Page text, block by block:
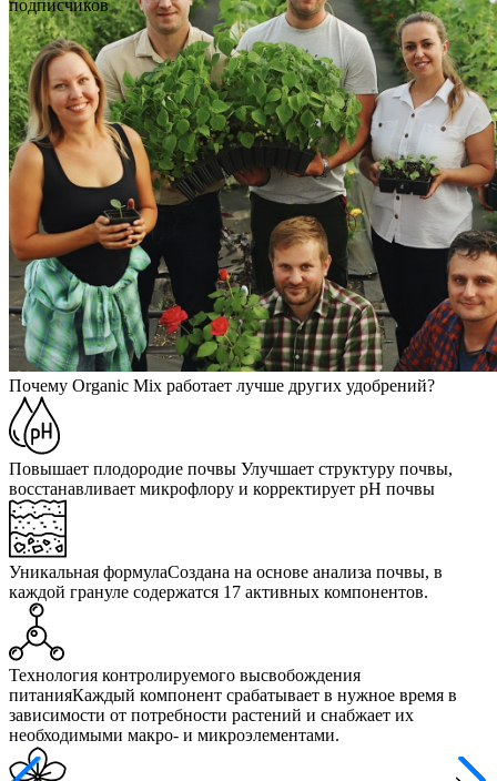
подписчиков
Почему Organic Mix работает лучше других удобрений?
Повышает плодородие почвы Улучшает структуру почвы,
восстанавливает микрофлору и корректирует pH почвы
Уникальная формулаСоздана на основе анализа почвы, в
каждой грануле содержатся 17 активных компонентов.
Технология контролируемого высвобождения
питанияКаждый компонент срабатывает в нужное время в
зависимости от потребности растений и снабжает их
необходимыми макро- и микроэлементами.